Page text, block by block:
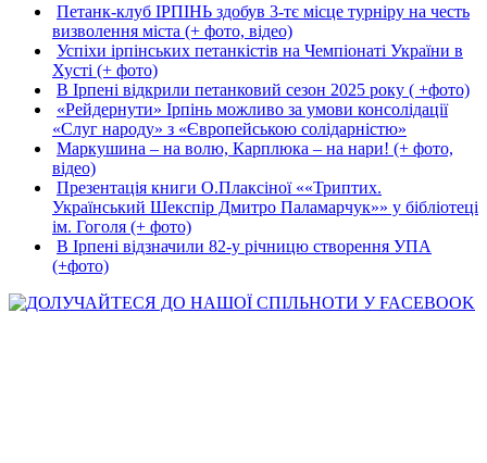
Петанк-клуб ІРПІНЬ здобув 3-тє місце турніру на честь
визволення міста (+ фото, відео)
Успіхи ірпінських петанкістів на Чемпіонаті України в
Хусті (+ фото)
В Ірпені відкрили петанковий сезон 2025 року ( +фото)
«Рейдернути» Ірпінь можливо за умови консолідації
«Слуг народу» з «Європейською солідарністю»
Маркушина – на волю, Карплюка – на нари! (+ фото,
відео)
Презентація книги О.Плаксіної ««Триптих.
Український Шекспір Дмитро Паламарчук»» у бібліотеці
ім. Гоголя (+ фото)
В Ірпені відзначили 82-у річницю створення УПА
(+фото)